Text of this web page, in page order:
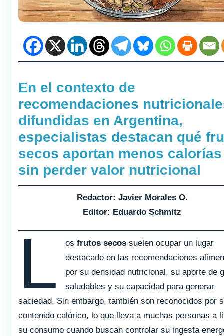
En el contexto de
recomendaciones
difundidas en Argentina,
especialistas destacan qué
secos aportan menos calorías
sin perder valor nutricional
Redactor: Javier Morales O.
Editor: Eduardo Schmitz
L osfrutos secos suelen ocupar un lugar
destacado en las recomendaciones
por su densidad nutricional, su aporte de
saludables y su capacidad para generar
saciedad. Sin embargo, también son reconocidos por
contenido calórico, lo que lleva a muchas personas a
su consumo cuando buscan controlar su ingesta